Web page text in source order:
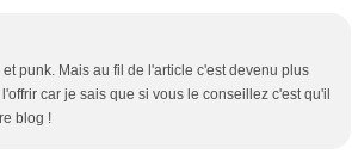
punk. Mais au fil de l'article c'est devenu plus
car je sais que si vous le conseillez c'est qu'il
blog !